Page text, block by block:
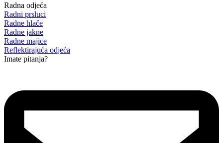
Radna odjeća
Radni prsluci
Radne hlače
Radne jakne
Radne majice
Reflektirajuća odjeća
Imate pitanja?